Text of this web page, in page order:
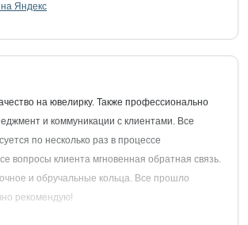
Яндекс
на ювелирку. Также профессионально
и коммуникации с клиентами. Все
по несколько раз в процессе
вопросы клиента мгновенная обратная связь.
и обручальные кольца. Все прошло
рекомендую!